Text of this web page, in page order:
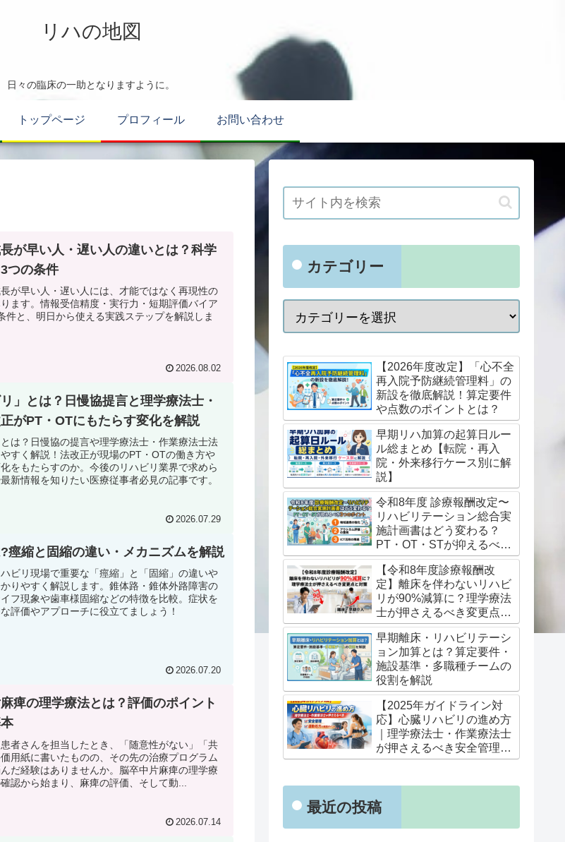
リハの地図
日々の臨床の一助となりますように。
トップページ プロフィール お問い合わせ
が早い人・遅い人の違いとは？科学
つの条件
が早い人・遅い人には、才能ではなく再現性の
ます。情報受信精度・実行力・短期評価バイア
件と、明日から使える実践ステップを解説しま
2026.08.02
リ」とは？日慢協提言と理学療法士・
がPT・OTにもたらす変化を解説
とは？日慢協の提言や理学療法士・作業療法士法
すく解説！法改正が現場のPT・OTの働き方や
をもたらすのか。今後のリハビリ業界で求めら
新情報を知りたい医療従事者必見の記事です。
2026.07.29
痙縮と固縮の違い・メカニズムを解説
ビリ現場で重要な「痙縮」と「固縮」の違いや
りやすく解説します。錐体路・錐体外路障害の
フ現象や歯車様固縮などの特徴を比較。症状を
評価やアプローチに役立てましょう！
2026.07.20
痺の理学療法とは？評価のポイント
者さんを担当したとき、「随意性がない」「共
用紙に書いたものの、その先の治療プログラム
だ経験はありませんか。脳卒中片麻痺の理学療
認から始まり、麻痺の評価、そして動...
2026.07.14
カテゴリー
【2026年度改定】「心不全
再入院予防継続管理料」の
新設を徹底解説！算定要件
や点数のポイントとは？
早期リハ加算の起算日ルー
ル総まとめ【転院・再入
院・外来移行ケース別に解
説】
令和8年度 診療報酬改定〜
リハビリテーション総合実
施計画書はどう変わる？
PT・OT・STが抑えるべき
3つのポイント
【令和8年度診療報酬改
定】離床を伴わないリハビ
リが90%減算に？理学療法
士が押さえるべき変更点と
対策
早期離床・リハビリテーシ
ョン加算とは？算定要件・
施設基準・多職種チームの
役割を解説
【2025年ガイドライン対
応】心臓リハビリの進め方
｜理学療法士・作業療法士
が押さえるべき安全管理と
運動処方の実践ポイント
最近の投稿